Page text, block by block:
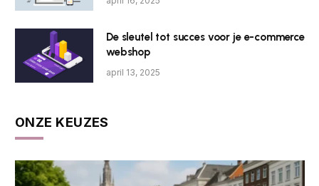
De sleutel tot succes voor je e-commerce
webshop
april 13, 2025
ONZE KEUZES